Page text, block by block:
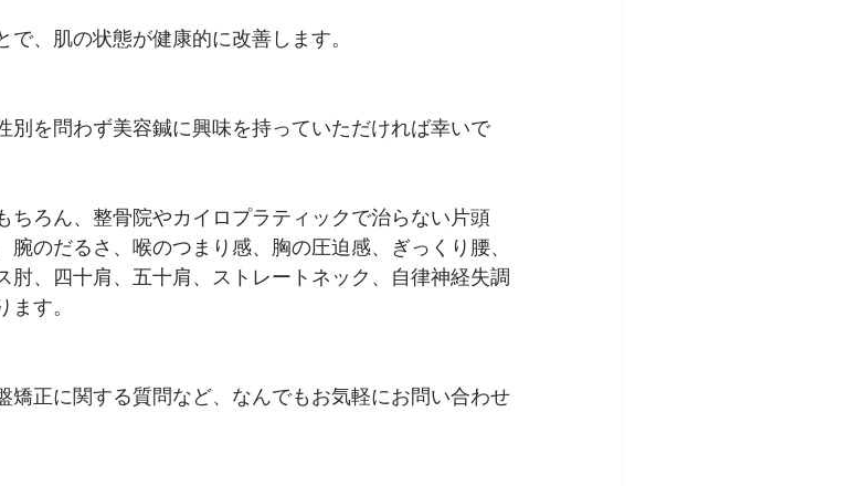
、肌の状態が健康的に改善します。
別を問わず美容鍼に興味を持っていただければ幸いで
ちろん、整骨院やカイロプラティックで治らない片頭
のだるさ、喉のつまり感、胸の圧迫感、ぎっくり腰、
肘、四十肩、五十肩、ストレートネック、自律神経失調
す。
矯正に関する質問など、なんでもお気軽にお問い合わせ